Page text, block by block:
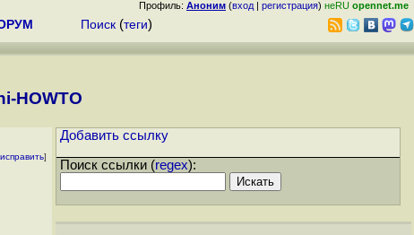
Профиль: Аноним (вход | регистрация) неRU opennet.me
Поиск (теги)
HOWTO
исправить]
Добавить ссылку
Поиск ссылки (regex):